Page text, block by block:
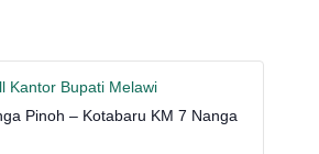
Kantor Bupati Melawi
Pinoh – Kotabaru KM 7 Nanga